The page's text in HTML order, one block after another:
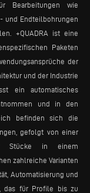
Bearbeitungen wie
und Endteilbohrungen
+QUADRA ist eine
Paketen
der
und der Industrie
ein automatisches
und in den
befinden sich die
gefolgt von einer
Stücke in einem
zahlreiche Varianten
Automatisierung und
das für Profile bis zu